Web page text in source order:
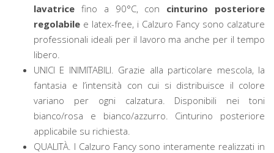
lavatrice fino a 90°C, con cinturino posteriore
regolabile e latex-free, i Calzuro Fancy sono calzature
professionali ideali per il lavoro ma anche per il tempo
libero.
UNICI E INIMITABILI. Grazie alla particolare mescola, la
fantasia e l’intensità con cui si distribuisce il colore
variano per ogni calzatura. Disponibili nei toni
bianco/rosa e bianco/azzurro. Cinturino posteriore
applicabile su richiesta.
QUALITÀ. I Calzuro Fancy sono interamente realizzati in